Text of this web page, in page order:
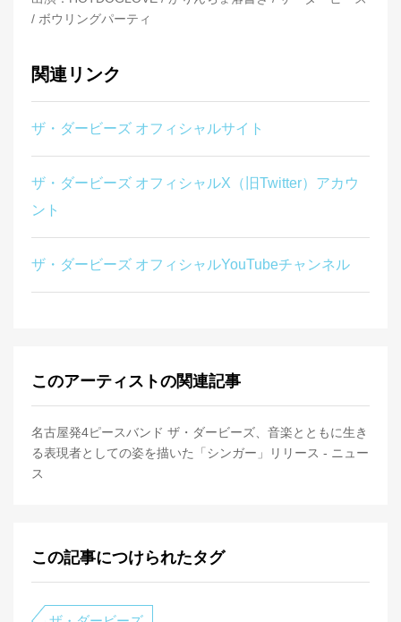
/ ボウリングパーティ
関連リンク
ザ・ダービーズ オフィシャルサイト
ザ・ダービーズ オフィシャルX（旧Twitter）アカウ
ント
ザ・ダービーズ オフィシャルYouTubeチャンネル
このアーティストの関連記事
名古屋発4ピースバンド ザ・ダービーズ、音楽とともに生き
る表現者としての姿を描いた「シンガー」リリース - ニュー
ス
この記事につけられたタグ